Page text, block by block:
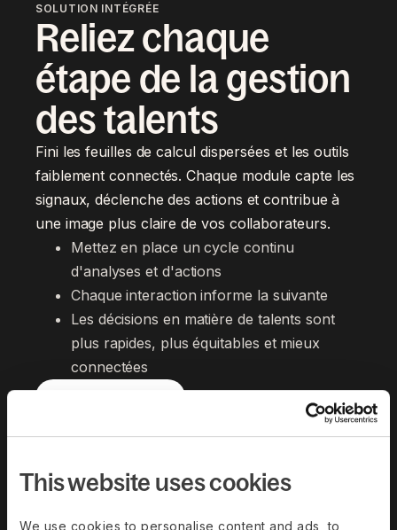
This website uses cookies
We use cookies to personalise content and ads, to
SOLUTION INTÉGRÉE
Reliez chaque
étape de la gestion
des talents
Fini les feuilles de calcul dispersées et les outils
faiblement connectés. Chaque module capte les
signaux, déclenche des actions et contribue à
une image plus claire de vos collaborateurs.
Mettez en place un cycle continu
d'analyses et d'actions
Chaque interaction informe la suivante
Les décisions en matière de talents sont
plus rapides, plus équitables et mieux
connectées